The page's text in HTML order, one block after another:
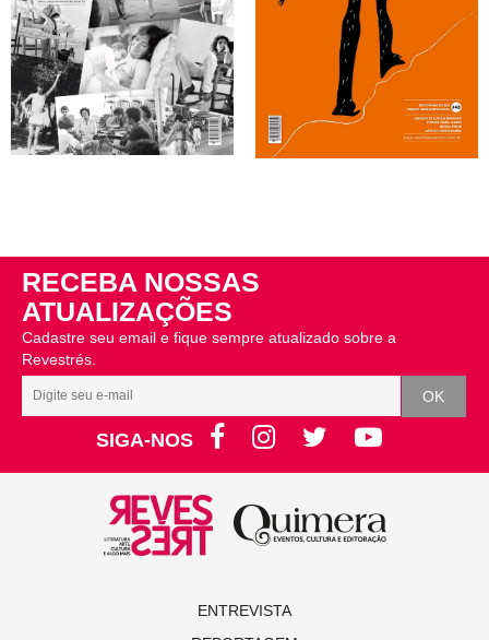
RECEBA NOSSAS
ATUALIZAÇÕES
Cadastre seu email e fique sempre atualizado sobre a
Revestrés.
SIGA-NOS
ENTREVISTA